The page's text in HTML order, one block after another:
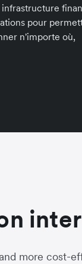
pour
n'importe où,
more cost-